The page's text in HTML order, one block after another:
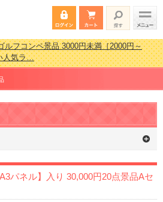
ンゴゲーム景品おすすめ金額別人気ランキ
ルフコンペ景品 3000円未満［2000円～
人気ラ…
婚式の二次会で貰って嬉しい景品とは？ 更
人気ラ…
パネル】入り 30,000円20点景品Aセ